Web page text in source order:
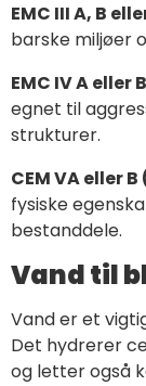
EMC III A, B
barske miljøer
EMC IV A
egnet til
strukturer.
CEM VA eller
fysiske
bestanddele.
Vand til
Vand er et
Det hydrerer
og letter også